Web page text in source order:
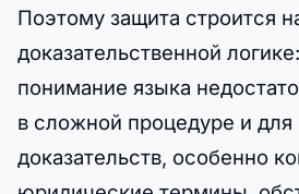
Поэтому защита строится
доказательственной
понимание языка
в сложной процедуре и для
доказательств, особенно